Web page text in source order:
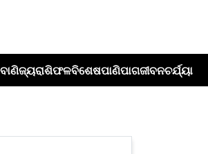
ବାଣିଜ୍ୟରାଶିଫଳବିଶେଷପାଣିପାଗଜୀବନଚର୍ଯ୍ୟା